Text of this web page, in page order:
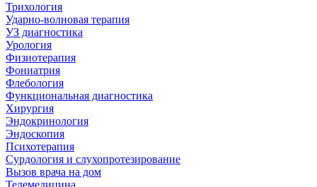
Трихология
Ударно-волновая терапия
УЗ диагностика
Урология
Физиотерапия
Фониатрия
Флебология
Функциональная диагностика
Хирургия
Эндокринология
Эндоскопия
Психотерапия
Сурдология и слухопротезирование
Вызов врача на дом
Телемедицина